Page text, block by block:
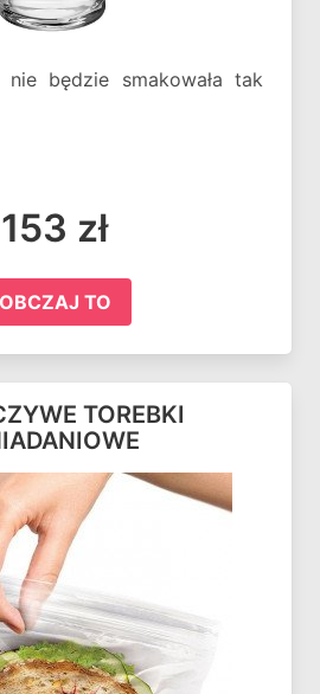
będzie smakowała tak
153 zł
OBCZAJ TO
TOREBKI